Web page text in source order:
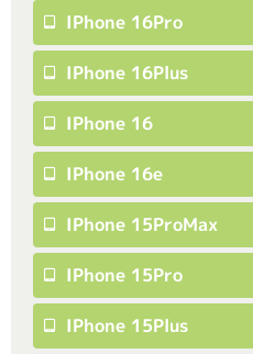
IPhone 16Pro
IPhone 16Plus
IPhone 16
IPhone 16e
IPhone 15ProMax
IPhone 15Pro
IPhone 15Plus